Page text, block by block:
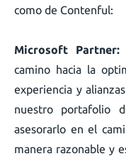
como de Contenful:
Microsoft Partner:
camino hacia la
experiencia y
nuestro portafolio
asesorarlo en el
manera razonable y